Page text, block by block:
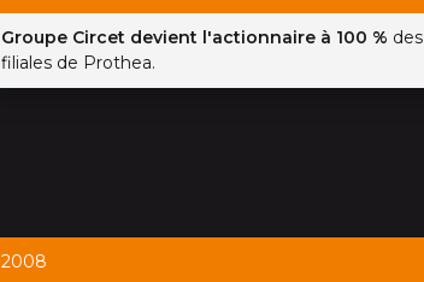
Groupe Circet devient l'actionnaire à 100 % des
filiales de Prothea.
2008